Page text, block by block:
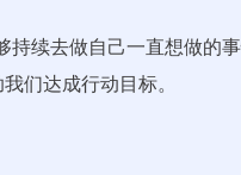
续去做自己一直想做的
们达成行动目标。